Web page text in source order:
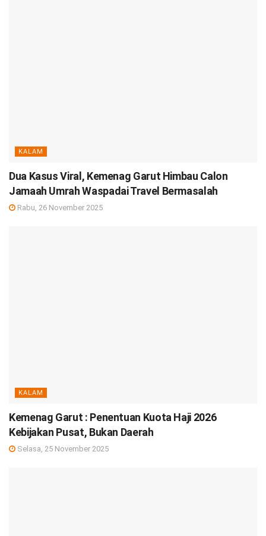
KALAM
Dua Kasus Viral, Kemenag Garut Himbau Calon
Jamaah Umrah Waspadai Travel Bermasalah
Rabu, 26 November 2025
KALAM
Kemenag Garut : Penentuan Kuota Haji 2026
Kebijakan Pusat, Bukan Daerah
Selasa, 25 November 2025